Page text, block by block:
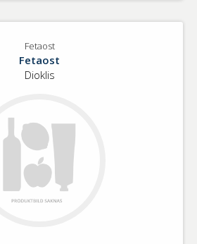
Fetaost
Fetaost
Dioklis